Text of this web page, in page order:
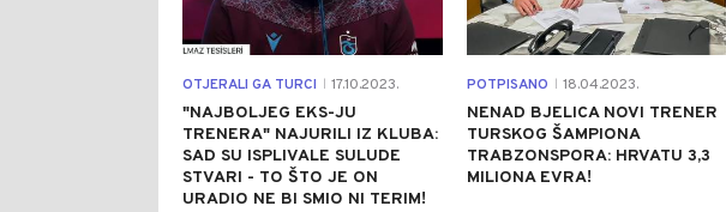
OTJERALI GA TURCI 17.10.2023.
"NAJBOLJEG EKS-JU
TRENERA" NAJURILI IZ KLUBA:
SAD SU ISPLIVALE SULUDE
STVARI - TO ŠTO JE ON
URADIO NE BI SMIO NI TERIM!
POTPISANO 18.04.2023.
NENAD BJELICA NOVI TRENER
TURSKOG ŠAMPIONA
TRABZONSPORA: HRVATU 3,3
MILIONA EVRA!